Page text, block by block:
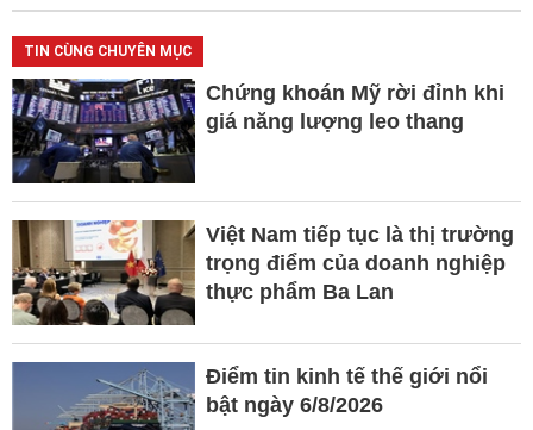
TIN CÙNG CHUYÊN MỤC
Chứng khoán Mỹ rời đỉnh khi
giá năng lượng leo thang
Việt Nam tiếp tục là thị trường
trọng điểm của doanh nghiệp
thực phẩm Ba Lan
Điểm tin kinh tế thế giới nổi
bật ngày 6/8/2026